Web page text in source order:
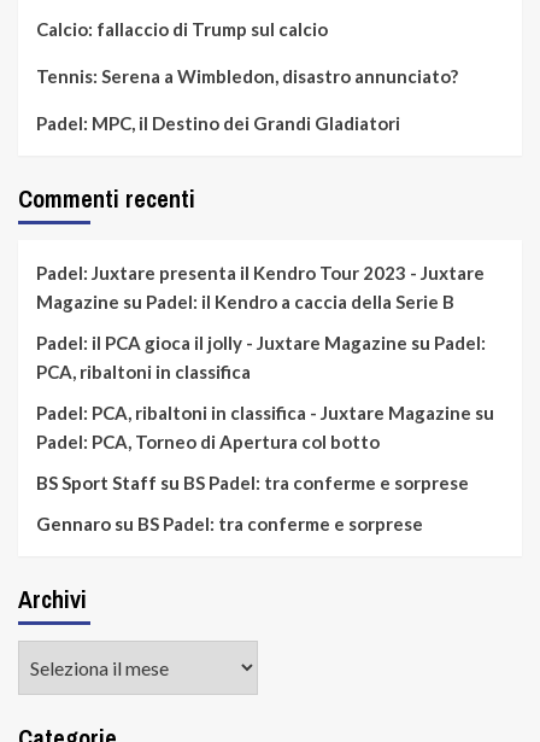
Calcio: fallaccio di Trump sul calcio
Tennis: Serena a Wimbledon, disastro annunciato?
Padel: MPC, il Destino dei Grandi Gladiatori
Commenti recenti
Padel: Juxtare presenta il Kendro Tour 2023 - Juxtare
Magazine su Padel: il Kendro a caccia della Serie B
Padel: il PCA gioca il jolly - Juxtare Magazine su Padel:
PCA, ribaltoni in classifica
Padel: PCA, ribaltoni in classifica - Juxtare Magazine su
Padel: PCA, Torneo di Apertura col botto
BS Sport Staff su BS Padel: tra conferme e sorprese
Gennaro su BS Padel: tra conferme e sorprese
Archivi